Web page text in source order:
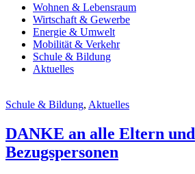
Wohnen & Lebensraum
Wirtschaft & Gewerbe
Energie & Umwelt
Mobilität & Verkehr
Schule & Bildung
Aktuelles
Schule & Bildung, Aktuelles
DANKE an alle Eltern und
Bezugspersonen